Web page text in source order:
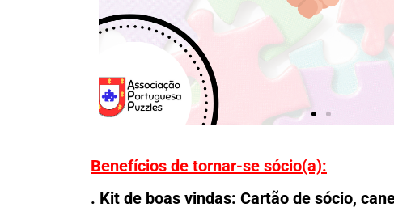
Benefícios de tornar-se sócio(a):
. Kit de boas vindas: Cartão de sócio,